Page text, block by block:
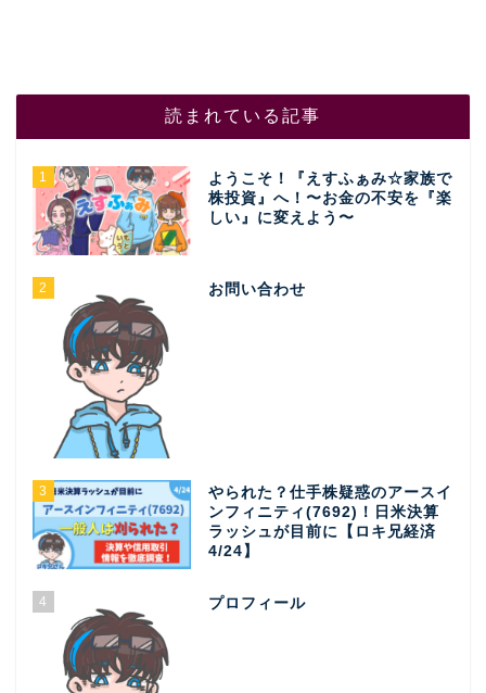
読まれている記事
1
ようこそ！『えすふぁみ☆家族で
株投資』へ！〜お金の不安を『楽
しい』に変えよう〜
2 お問い合わせ
3
やられた？仕手株疑惑のアースイ
ンフィニティ(7692)！日米決算
ラッシュが目前に【ロキ兄経済
4/24】
4 プロフィール